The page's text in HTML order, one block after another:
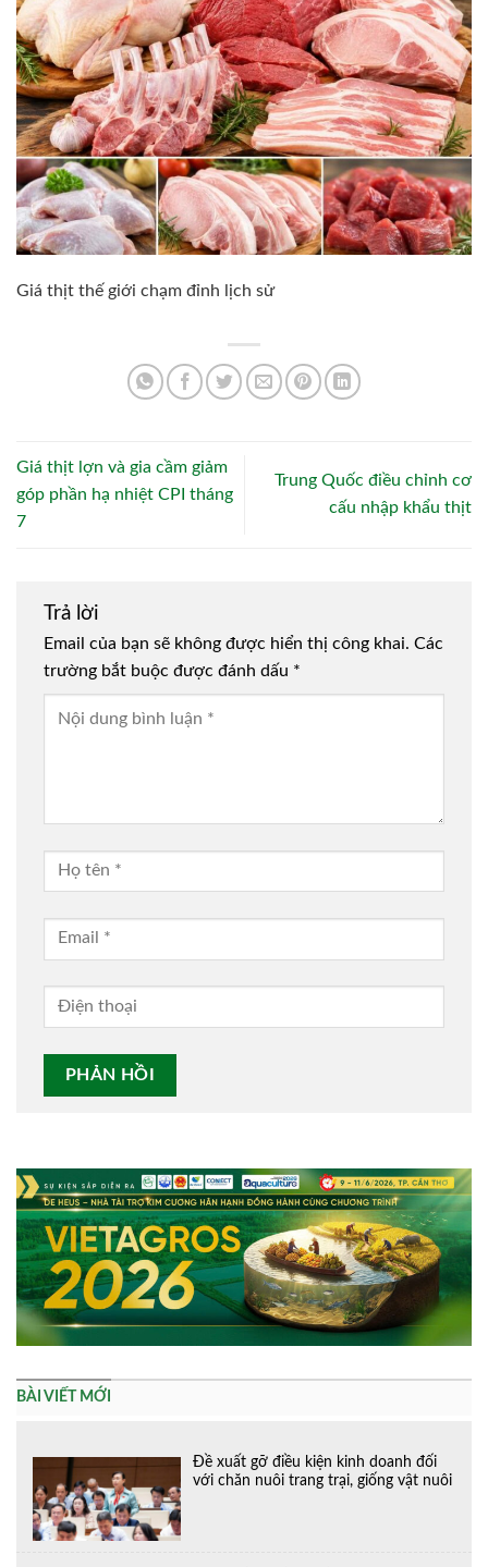
Giá thịt thế giới chạm đỉnh lịch sử
Giá thịt lợn và gia cầm giảm
góp phần hạ nhiệt CPI tháng
7
Trung Quốc điều chỉnh cơ
cấu nhập khẩu thịt
Trả lời
Email của bạn sẽ không được hiển thị công khai. Các
trường bắt buộc được đánh dấu *
BÀI VIẾT MỚI
Đề xuất gỡ điều kiện kinh doanh đối
với chăn nuôi trang trại, giống vật nuôi